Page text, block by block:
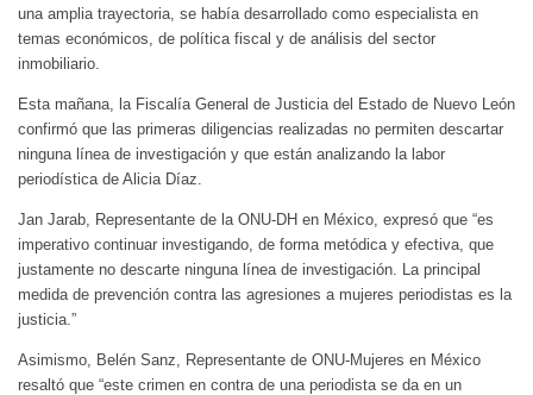
una amplia trayectoria, se había desarrollado como especialista en
temas económicos, de política fiscal y de análisis del sector
inmobiliario.
Esta mañana, la Fiscalía General de Justicia del Estado de Nuevo León
confirmó que las primeras diligencias realizadas no permiten descartar
ninguna línea de investigación y que están analizando la labor
periodística de Alicia Díaz.
Jan Jarab, Representante de la ONU-DH en México, expresó que “es
imperativo continuar investigando, de forma metódica y efectiva, que
justamente no descarte ninguna línea de investigación. La principal
medida de prevención contra las agresiones a mujeres periodistas es la
justicia.”
Asimismo, Belén Sanz, Representante de ONU-Mujeres en México
resaltó que “este crimen en contra de una periodista se da en un